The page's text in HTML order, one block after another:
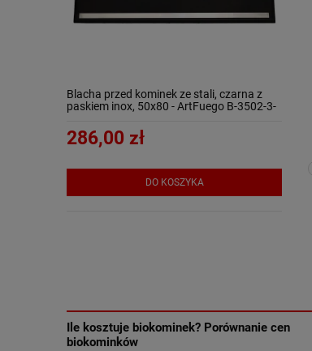
Ile kosztuje biokominek? Porównanie cen
biokominków
Blacha przed kominek ze stali, czarna z
paskiem inox, 50x80 - ArtFuego B-3502-3-
286,00 zł
DO KOSZYKA